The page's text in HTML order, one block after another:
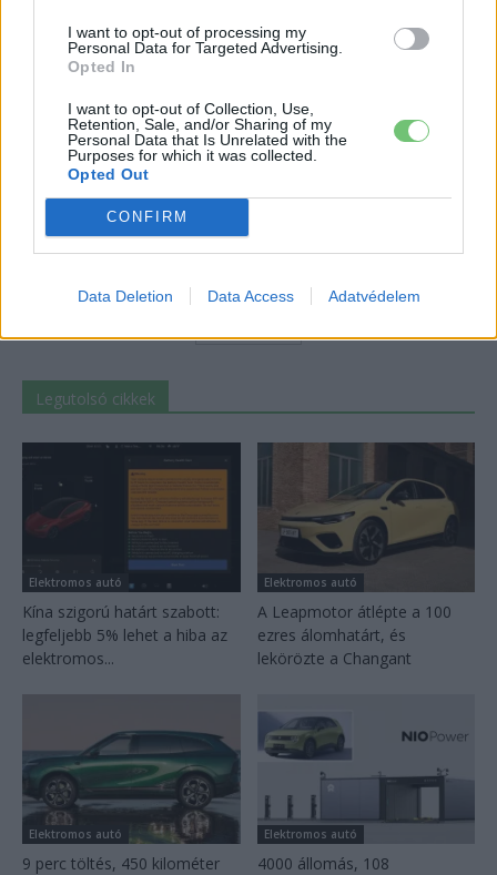
I want to opt-out of processing my
Personal Data for Targeted Advertising.
Opted In
I want to opt-out of Collection, Use,
Retention, Sale, and/or Sharing of my
Personal Data that Is Unrelated with the
Purposes for which it was collected.
Opted Out
CONFIRM
Data Deletion Data Access Adatvédelem
csererekordja
2026-08-05
Csúcsidőn kívül 80 Ft/kWh, csúcsidőben 200
Ft/kWh: így alakul át a...
2026-08-02
18 hüvelykes óriáskijelzővel bukkant fel a
Hyundai IONIQ 5 titkos tesztautója
Legutolsó cikkek
Elektromos autó
Kína szigorú határt szabott:
legfeljebb 5% lehet a hiba az
elektromos...
Elektromos autó
A Leapmotor átlépte a 100
ezres álomhatárt, és
lekörözte a Changant
Elektromos autó
9 perc töltés, 450 kilométer
Elektromos autó
4000 állomás, 108